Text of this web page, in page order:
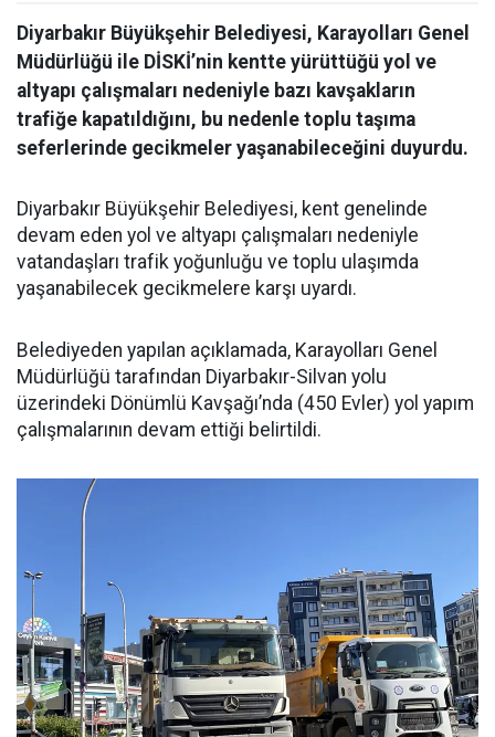
Diyarbakır Büyükşehir Belediyesi, Karayolları Genel
Müdürlüğü ile DİSKİ’nin kentte yürüttüğü yol ve
altyapı çalışmaları nedeniyle bazı kavşakların
trafiğe kapatıldığını, bu nedenle toplu taşıma
seferlerinde gecikmeler yaşanabileceğini duyurdu.
Diyarbakır Büyükşehir Belediyesi, kent genelinde
devam eden yol ve altyapı çalışmaları nedeniyle
vatandaşları trafik yoğunluğu ve toplu ulaşımda
yaşanabilecek gecikmelere karşı uyardı.
Belediyeden yapılan açıklamada, Karayolları Genel
Müdürlüğü tarafından Diyarbakır-Silvan yolu
üzerindeki Dönümlü Kavşağı’nda (450 Evler) yol yapım
çalışmalarının devam ettiği belirtildi.